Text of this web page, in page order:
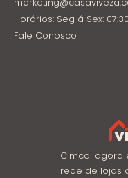
Horários: Seg á Sex:
Fale Conosco
Cimcal agora
rede de lojas